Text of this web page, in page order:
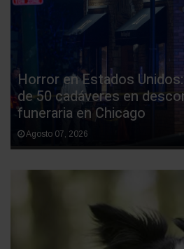
Horror en Estados
de 50 cadáveres en
funeraria en Chicago
Agosto 07, 2026